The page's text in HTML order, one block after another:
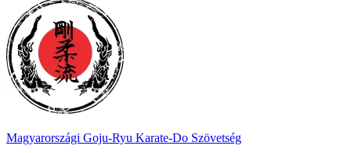
Magyarországi Goju-Ryu Karate-Do Szövetség